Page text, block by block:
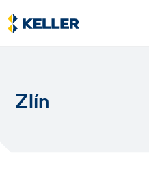
Skip
to
main
Zlín